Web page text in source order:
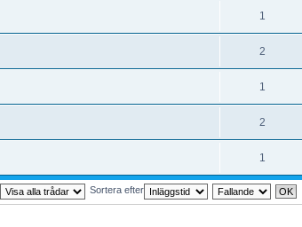
1
2
1
2
1
Sortera efter